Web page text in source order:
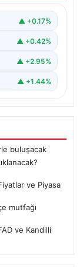
açıklanacak
▲ +0.17%
▲ +0.42%
▲ +2.95%
▲ +1.44%
buluşacak
ve Piyasa
mutfağı
ve Kandilli